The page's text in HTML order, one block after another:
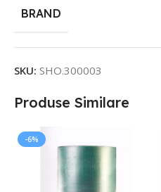
BRAND
SKU: SHO.300003
Produse Similare
-6%